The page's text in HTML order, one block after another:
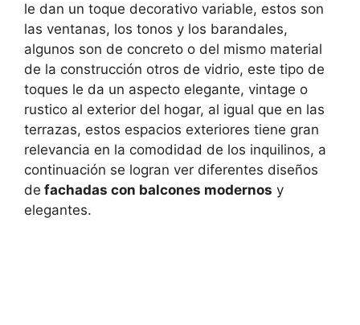
le dan un toque decorativo variable, estos son
las ventanas, los tonos y los barandales,
algunos son de concreto o del mismo material
de la construcción otros de vidrio, este tipo de
toques le da un aspecto elegante, vintage o
rustico al exterior del hogar, al igual que en las
terrazas, estos espacios exteriores tiene gran
relevancia en la comodidad de los inquilinos, a
continuación se logran ver diferentes diseños
de fachadas con balcones modernos y
elegantes.